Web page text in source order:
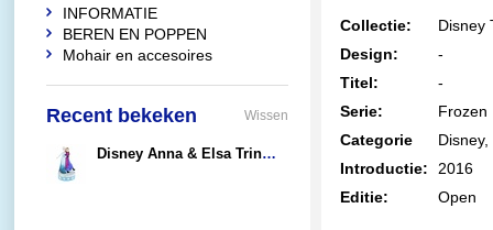
Collectie:
Disney
Design:
-
Titel:
-
Serie:
Frozen
Categorie
Introductie:
2016
Editie:
Open
INFORMATIE
BEREN EN POPPEN
Mohair en accesoires
Recent bekeken Wissen
Disney Anna & Elsa Trinket Box